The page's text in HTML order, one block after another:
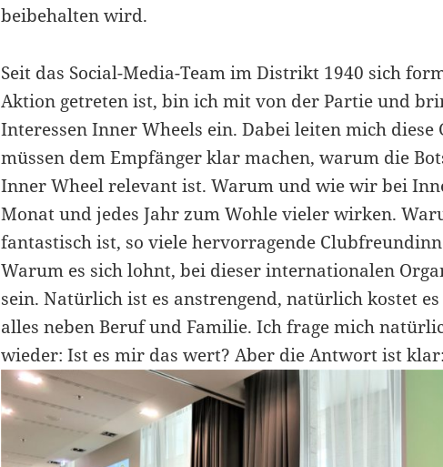
beibehalten wird.
Seit das Social-Media-Team im Distrikt 1940 sich
Aktion getreten ist, bin ich mit von der Partie und
Interessen Inner Wheels ein. Dabei leiten mich diese
müssen dem Empfänger klar machen, warum die
Inner Wheel relevant ist. Warum und wie wir bei
Monat und jedes Jahr zum Wohle vieler wirken.
fantastisch ist, so viele hervorragende
Warum es sich lohnt, bei dieser internationalen
sein. Natürlich ist es anstrengend, natürlich kostet es
alles neben Beruf und Familie. Ich frage mich
wieder: Ist es mir das wert? Aber die Antwort ist